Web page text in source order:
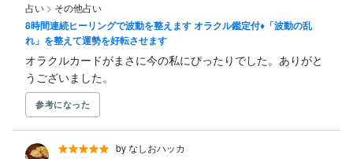
占い > その他占い
8時間連続ヒーリングで波動を整えます オラクル鑑定付♦︎「波動の乱
れ」を整えて運勢を好転させます
オラクルカードがまさに今の私にぴったりでした。ありがと
うございました。
参考になった
by なしおハッカ